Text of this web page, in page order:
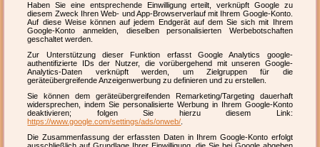
Haben Sie eine entsprechende Einwilligung erteilt, verknüpft Google zu
diesem Zweck Ihren Web- und App-Browserverlauf mit Ihrem Google-Konto.
Auf diese Weise können auf jedem Endgerät auf dem Sie sich mit Ihrem
Google-Konto anmelden, dieselben personalisierten Werbebotschaften
geschaltet werden.
Zur Unterstützung dieser Funktion erfasst Google Analytics google-
authentifizierte IDs der Nutzer, die vorübergehend mit unseren Google-
Analytics-Daten verknüpft werden, um Zielgruppen für die
geräteübergreifende Anzeigenwerbung zu definieren und zu erstellen.
Sie können dem geräteübergreifenden Remarketing/Targeting dauerhaft
widersprechen, indem Sie personalisierte Werbung in Ihrem Google-Konto
deaktivieren; folgen Sie hierzu diesem Link:
https://www.google.com/settings/ads/onweb/
Die Zusammenfassung der erfassten Daten in Ihrem Google-Konto erfolgt